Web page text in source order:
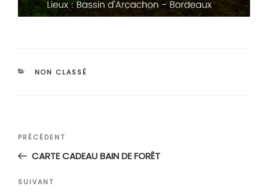
CATÉGORIES
NON CLASSÉ
Navigation
l’article
Article
précédent
PRÉCÉDENT
CARTE CADEAU BAIN DE FORÊT
Article
SUIVANT